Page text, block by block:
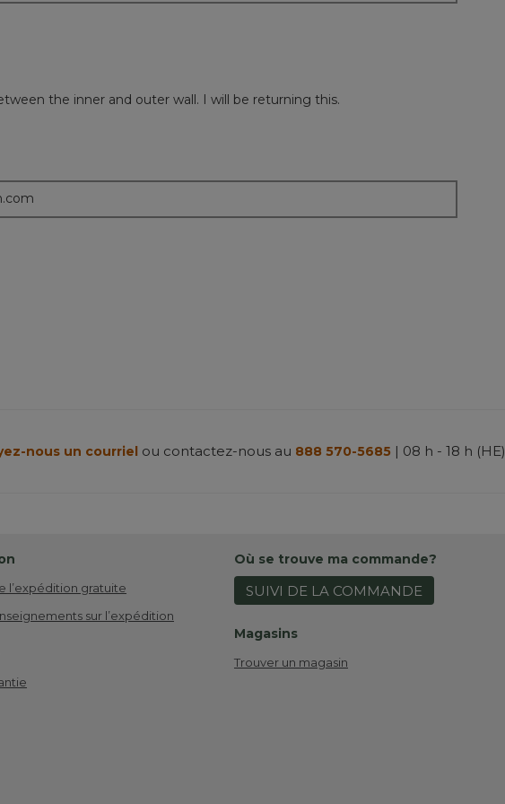
the inner and outer wall. I will be returning this.
nous un courriel ou contactez-nous au 888 570-5685 | 08 h - 18 h (HE)
l’expédition gratuite
sur l’expédition
Où se trouve ma commande?
SUIVI DE LA COMMANDE
Magasins
Trouver un magasin